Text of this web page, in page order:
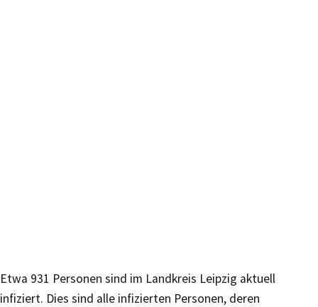
Etwa 931 Personen sind im Landkreis Leipzig aktuell
infiziert. Dies sind alle infizierten Personen, deren